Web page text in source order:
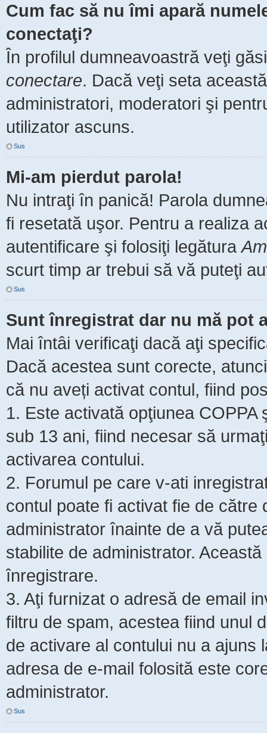
Cum fac să nu îmi apară
conectaţi?
În profilul dumneavoastră veţi
conectare. Dacă veţi seta
administratori, moderatori şi
utilizator ascuns.
Sus
Mi-am pierdut parola!
Nu intraţi în panică! Parola
fi resetată uşor. Pentru a realiza
autentificare şi folosiţi legătura
scurt timp ar trebui să vă puteţi
Sus
Sunt înregistrat dar nu mă pot
Mai întâi verificaţi dacă aţi
Dacă acestea sunt corecte,
că nu aveți activat contul, fiind
1. Este activată opţiunea
sub 13 ani, fiind necesar să
activarea contului.
2. Forumul pe care v-ati
contul poate fi activat fie de
administrator înainte de a vă
stabilite de administrator.
înregistrare.
3. Aţi furnizat o adresă de email
filtru de spam, acestea fiind unul
de activare al contului nu a ajuns
adresa de e-mail folosită este
administrator.
Sus